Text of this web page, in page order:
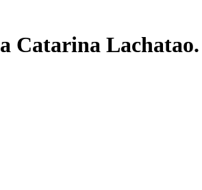
Catarina Lachatao.